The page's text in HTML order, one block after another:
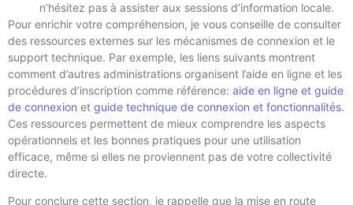
n’hésitez pas à assister aux sessions d’information locale.
Pour enrichir votre compréhension, je vous conseille de consulter
des ressources externes sur les mécanismes de connexion et le
support technique. Par exemple, les liens suivants montrent
comment d’autres administrations organisent l’aide en ligne et les
procédures d’inscription comme référence: aide en ligne et guide
de connexion et guide technique de connexion et fonctionnalités.
Ces ressources permettent de mieux comprendre les aspects
opérationnels et les bonnes pratiques pour une utilisation
efficace, même si elles ne proviennent pas de votre collectivité
directe.
Pour conclure cette section, je rappelle que la mise en route